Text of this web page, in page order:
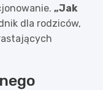
„Jak
dla rodziców,